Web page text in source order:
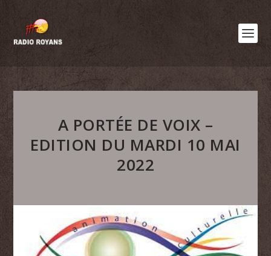
A PORTÉE DE VOIX –
EDITION DU MARDI 10 MAI
2022